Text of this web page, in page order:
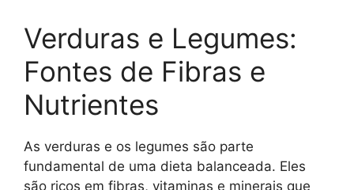
Verduras e Legumes:
Fontes de Fibras e
Nutrientes
As verduras e os legumes são parte
fundamental de uma dieta balanceada. Eles
são ricos em fibras, vitaminas e minerais que